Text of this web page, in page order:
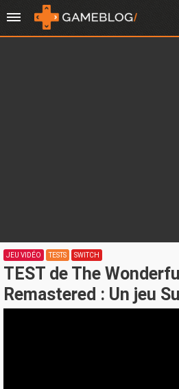
JEU VIDÉO TESTS SWITCH
TEST de The
Remastered : Un jeu